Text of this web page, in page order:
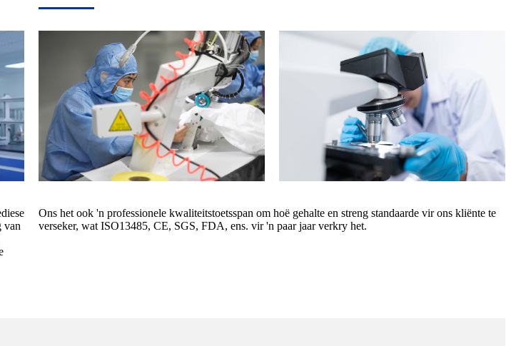
van
Ons het ook 'n professionele kwaliteitstoetsspan om hoë gehalte en streng standaarde vir ons kliënte te
verseker, wat ISO13485, CE, SGS, FDA, ens. vir 'n paar jaar verkry het.